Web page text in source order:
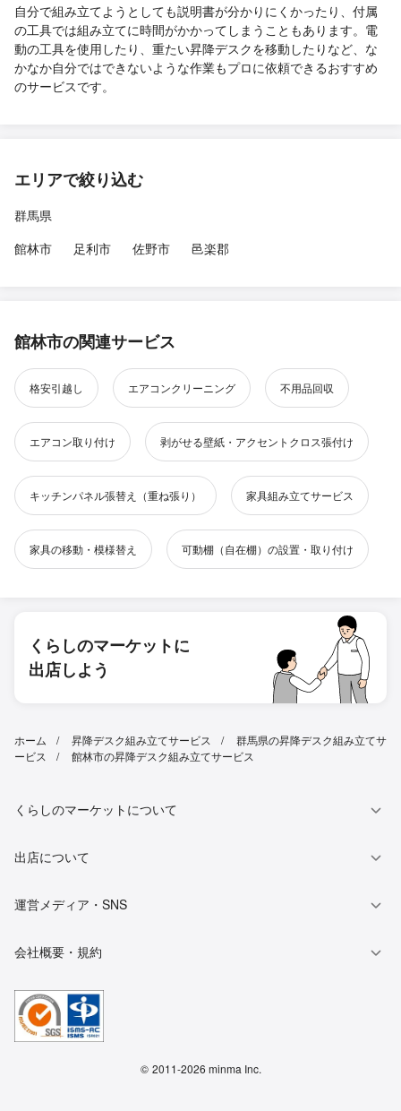
自分で組み立てようとしても説明書が分かりにくかったり、付属
の工具では組み立てに時間がかかってしまうこともあります。電
動の工具を使用したり、重たい昇降デスクを移動したりなど、な
かなか自分ではできないような作業もプロに依頼できるおすすめ
のサービスです。
エリアで絞り込む
群馬県
館林市
足利市 佐野市 邑楽郡
館林市の関連サービス
格安引越し エアコンクリーニング 不用品回収
エアコン取り付け 剥がせる壁紙・アクセントクロス張付け
キッチンパネル張替え（重ね張り） 家具組み立てサービス
家具の移動・模様替え 可動棚（自在棚）の設置・取り付け
くらしのマーケットに
出店しよう
ホーム 昇降デスク組み立てサービス
群馬県の昇降デスク組み立てサ
ービス
館林市の昇降デスク組み立てサービス
くらしのマーケットについて
出店について
運営メディア・SNS
会社概要・規約
© 2011-2026 minma Inc.